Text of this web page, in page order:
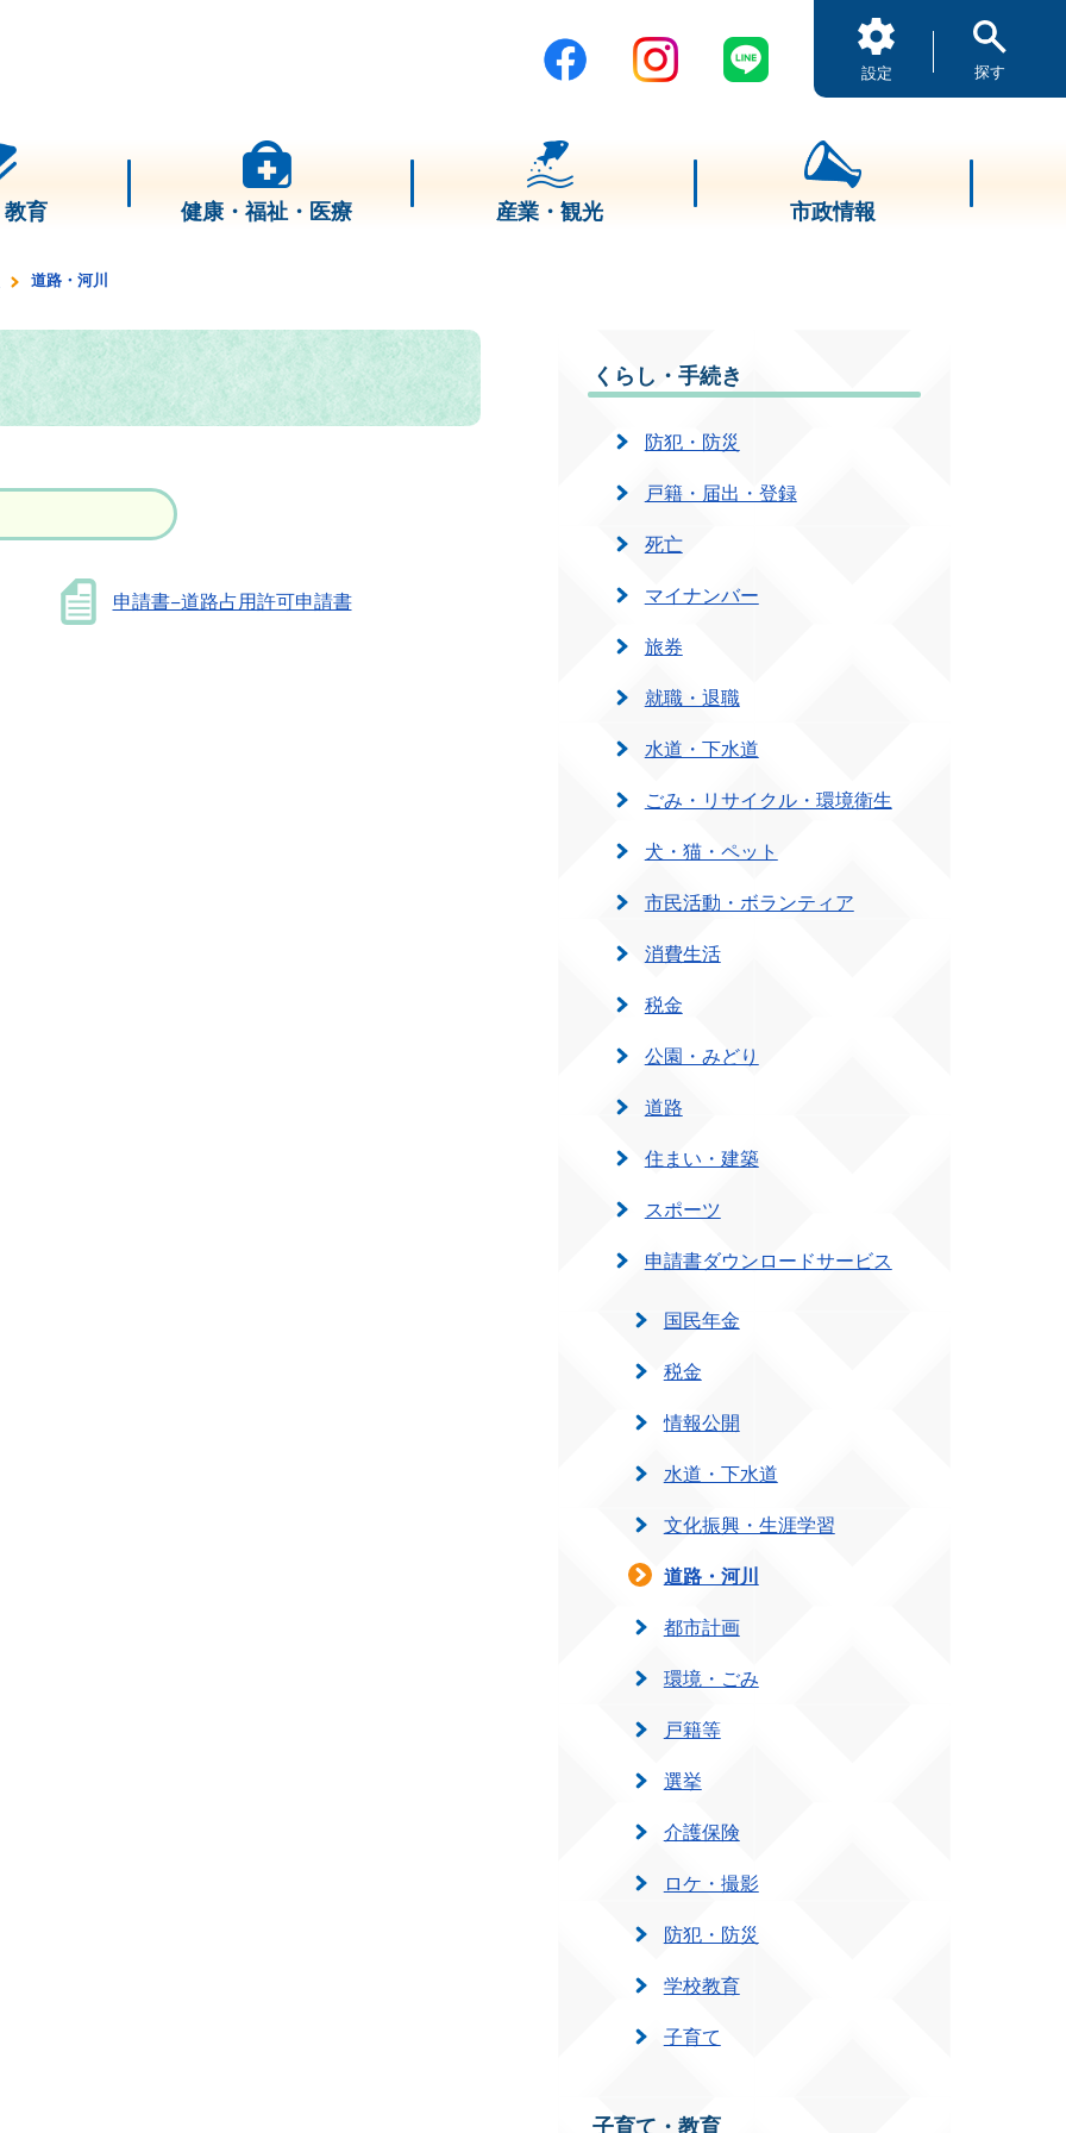
設定 探す
育 健康・福祉・医療 産業・観光 市政情報
道路・河川
申請書−道路占用許可申請書
くらし・手続き
防犯・防災
戸籍・届出・登録
死亡
マイナンバー
旅券
就職・退職
水道・下水道
ごみ・リサイクル・環境衛生
犬・猫・ペット
市民活動・ボランティア
消費生活
税金
公園・みどり
道路
住まい・建築
スポーツ
申請書ダウンロードサービス
国民年金
税金
情報公開
水道・下水道
文化振興・生涯学習
道路・河川
都市計画
環境・ごみ
戸籍等
選挙
介護保険
ロケ・撮影
防犯・防災
学校教育
子育て
子育て・教育